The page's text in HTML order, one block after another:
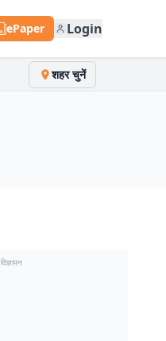
ePaper Login
शहर चुनें
विज्ञापन